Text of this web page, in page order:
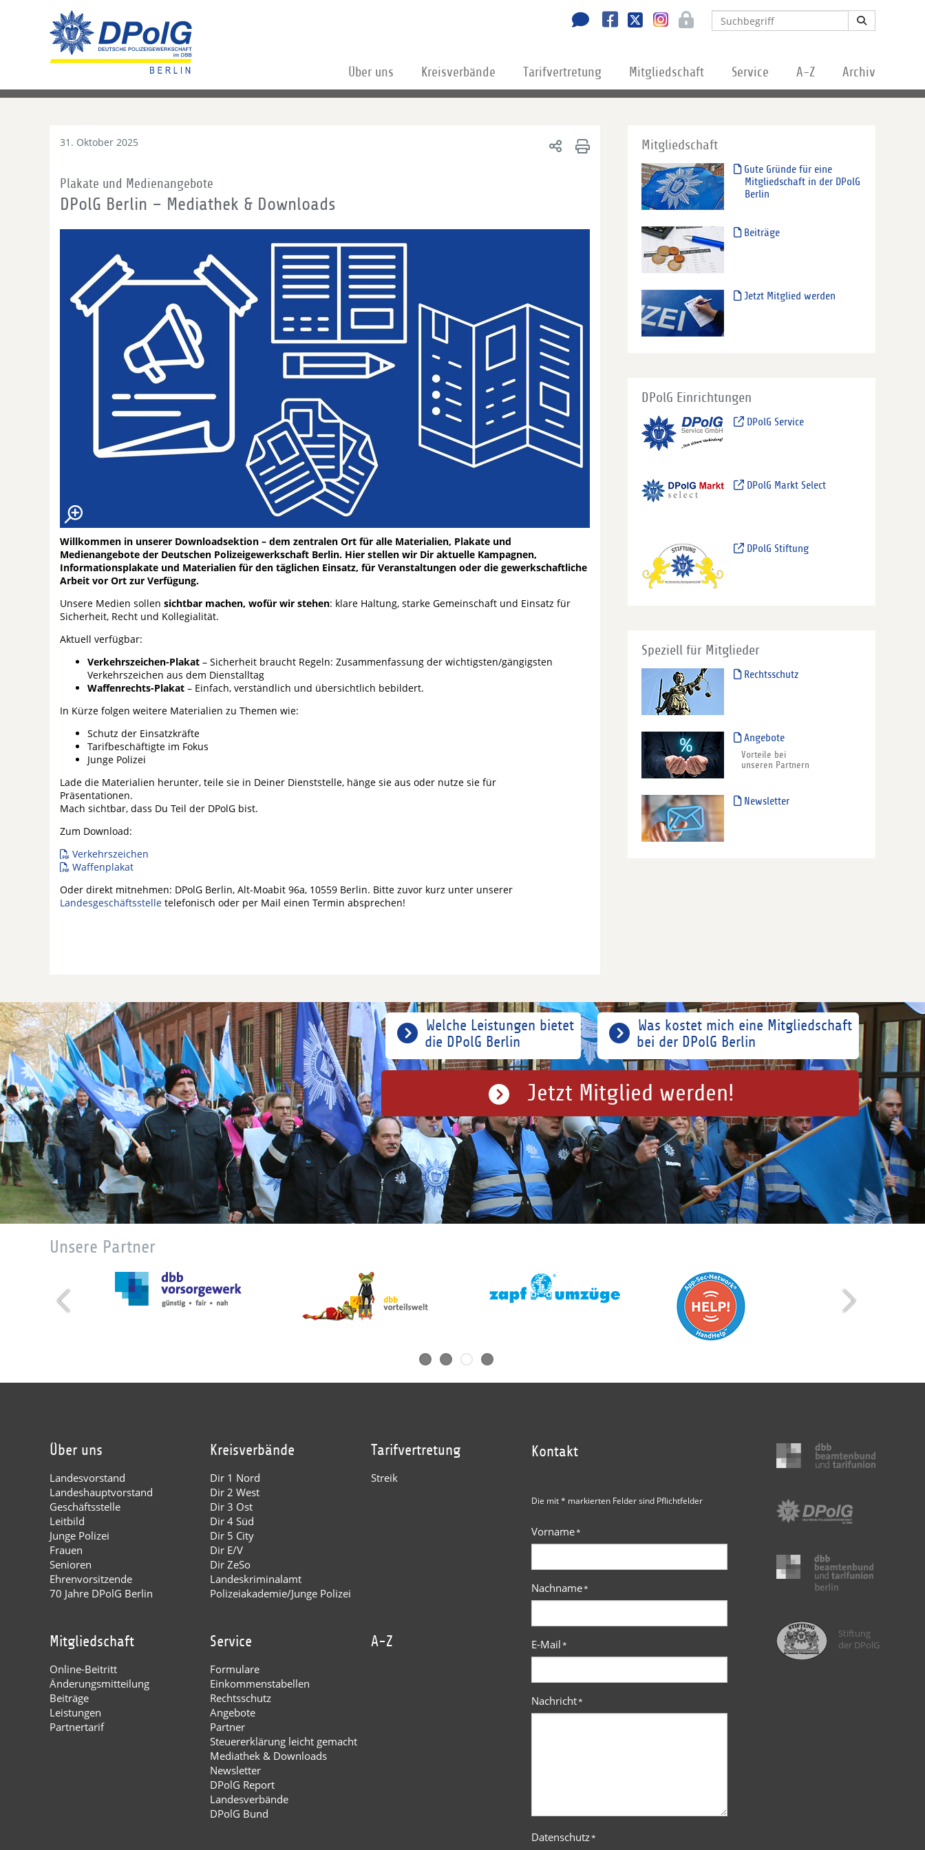
Über uns Kreisverbände Tarifvertretung Mitgliedschaft Service A-Z Archiv
31. Oktober 2025
Plakate und Medienangebote
DPolG Berlin – Mediathek & Downloads
Willkommen in unserer Downloadsektion – dem zentralen Ort für alle Materialien, Plakate und
Medienangebote der Deutschen Polizeigewerkschaft Berlin. Hier stellen wir Dir aktuelle Kampagnen,
Informationsplakate und Materialien für den täglichen Einsatz, für Veranstaltungen oder die gewerkschaftliche
Arbeit vor Ort zur Verfügung.
Unsere Medien sollen sichtbar machen, wofür wir stehen: klare Haltung, starke Gemeinschaft und Einsatz für
Sicherheit, Recht und Kollegialität.
Aktuell verfügbar:
Verkehrszeichen-Plakat – Sicherheit braucht Regeln: Zusammenfassung der wichtigsten/gängigsten
Verkehrszeichen aus dem Dienstalltag
Waffenrechts-Plakat – Einfach, verständlich und übersichtlich bebildert.
In Kürze folgen weitere Materialien zu Themen wie:
Schutz der Einsatzkräfte
Tarifbeschäftigte im Fokus
Junge Polizei
Lade die Materialien herunter, teile sie in Deiner Dienststelle, hänge sie aus oder nutze sie für
Präsentationen.
Mach sichtbar, dass Du Teil der DPolG bist.
Zum Download:
Verkehrszeichen
Waffenplakat
Oder direkt mitnehmen: DPolG Berlin, Alt-Moabit 96a, 10559 Berlin. Bitte zuvor kurz unter unserer
Landesgeschäftsstelle telefonisch oder per Mail einen Termin absprechen!
Mitgliedschaft
Gute Gründe für eine
Mitgliedschaft in der DPolG
Berlin
Beiträge
Jetzt Mitglied werden
DPolG Einrichtungen
DPolG Service
DPolG Markt Select
DPolG Stiftung
Speziell für Mitglieder
Rechtsschutz
Angebote
Vorteile bei
unseren Partnern
Newsletter
Was kostet mich eine Mitgliedschaft
bei der DPolG Berlin
Welche Leistungen bietet
die DPolG Berlin
Jetzt Mitglied werden!
Unsere Partner
Über uns
Landesvorstand
Landeshauptvorstand
Geschäftsstelle
Leitbild
Junge Polizei
Frauen
Senioren
Ehrenvorsitzende
70 Jahre DPolG Berlin
Kreisverbände
Dir 1 Nord
Dir 2 West
Dir 3 Ost
Dir 4 Süd
Dir 5 City
Dir E/V
Dir ZeSo
Landeskriminalamt
Polizeiakademie/Junge Polizei
Tarifvertretung
Streik
Mitgliedschaft
Online-Beitritt
Änderungsmitteilung
Beiträge
Leistungen
Partnertarif
Service
Formulare
Einkommenstabellen
Rechtsschutz
Angebote
Partner
Steuererklärung leicht gemacht
Mediathek & Downloads
Newsletter
DPolG Report
Landesverbände
DPolG Bund
A-Z
Kontakt
Die mit * markierten Felder sind Pflichtfelder
Vorname*
Nachname*
E-Mail*
Nachricht*
Datenschutz*
Stiftung
der DPolG